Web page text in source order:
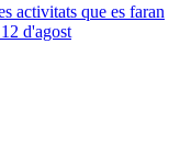
activitats que es faran
d'agost